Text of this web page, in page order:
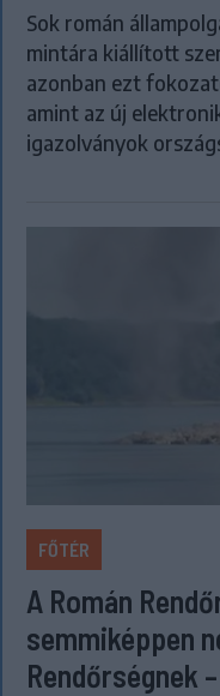
Sok román
mintára kiállított
azonban ezt
amint az új
igazolványok
FŐTÉR
A Román
semmiképpen
Rendőrségnek